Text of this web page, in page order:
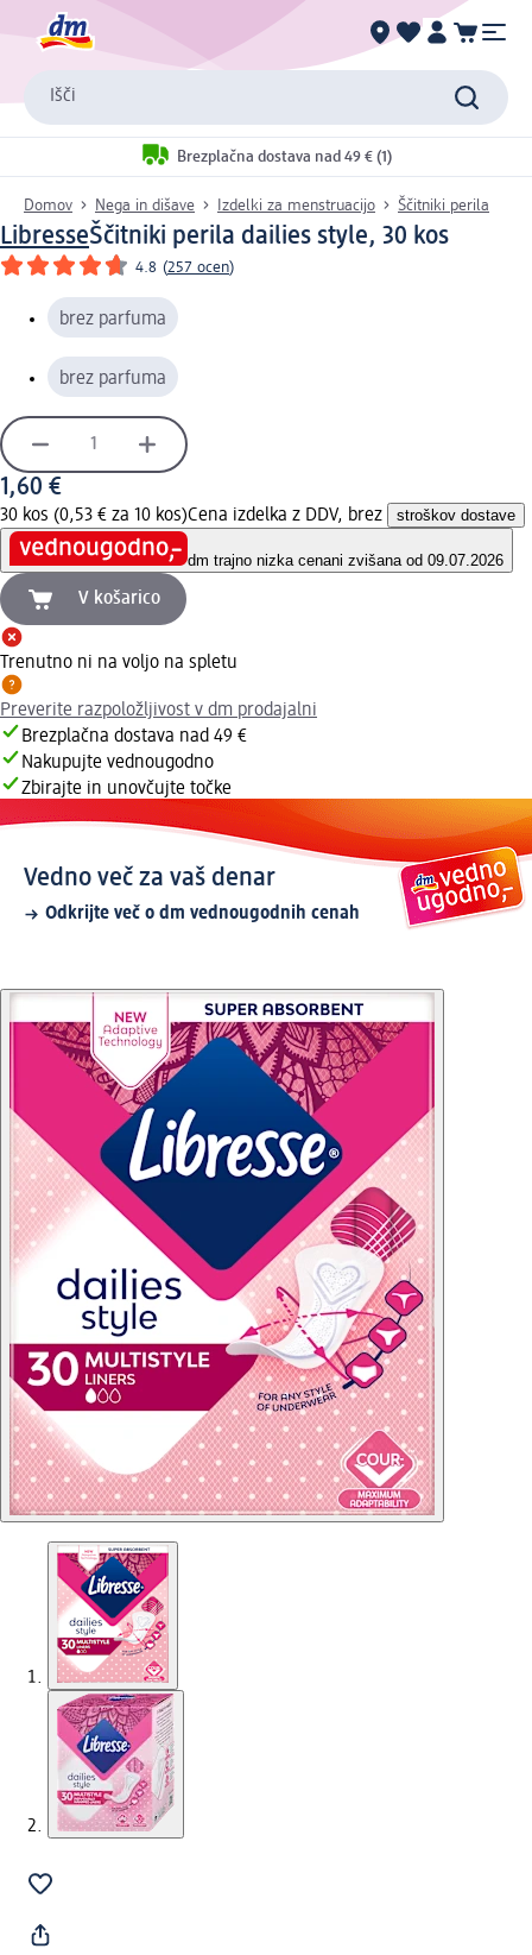
Išči
Brezplačna dostava nad 49 € (1)
Domov Nega in dišave Izdelki za menstruacijo Ščitniki perila
LibresseŠčitniki perila dailies style, 30 kos
4.8 (257 ocen)
brez parfuma
brez parfuma
1,60 €
30 kos (0,53 € za 10 kos)Cena izdelka z DDV, brez stroškov dostave
dm trajno nizka cenani zvišana od 09.07.2026
V košarico
Trenutno ni na voljo na spletu
Preverite razpoložljivost v dm prodajalni
Brezplačna dostava nad 49 €
Nakupujte vednougodno
Zbirajte in unovčujte točke
Vedno več za vaš denar
Odkrijte več o dm vednougodnih cenah